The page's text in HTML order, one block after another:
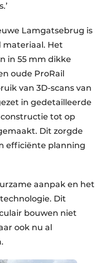
Lamgatsebrug is
materiaal. Het
in 55 mm dikke
oude ProRail
van 3D-scans van
in gedetailleerde
tot op
Dit zorgde
efficiënte planning
aanpak en het
Dit
bouwen niet
ook nu al